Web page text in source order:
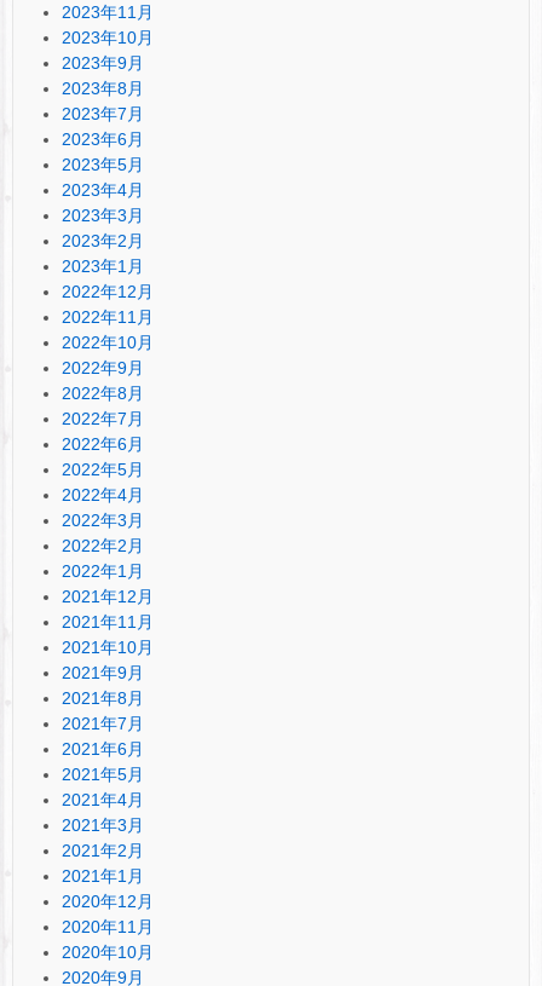
2023年11月
2023年10月
2023年9月
2023年8月
2023年7月
2023年6月
2023年5月
2023年4月
2023年3月
2023年2月
2023年1月
2022年12月
2022年11月
2022年10月
2022年9月
2022年8月
2022年7月
2022年6月
2022年5月
2022年4月
2022年3月
2022年2月
2022年1月
2021年12月
2021年11月
2021年10月
2021年9月
2021年8月
2021年7月
2021年6月
2021年5月
2021年4月
2021年3月
2021年2月
2021年1月
2020年12月
2020年11月
2020年10月
2020年9月